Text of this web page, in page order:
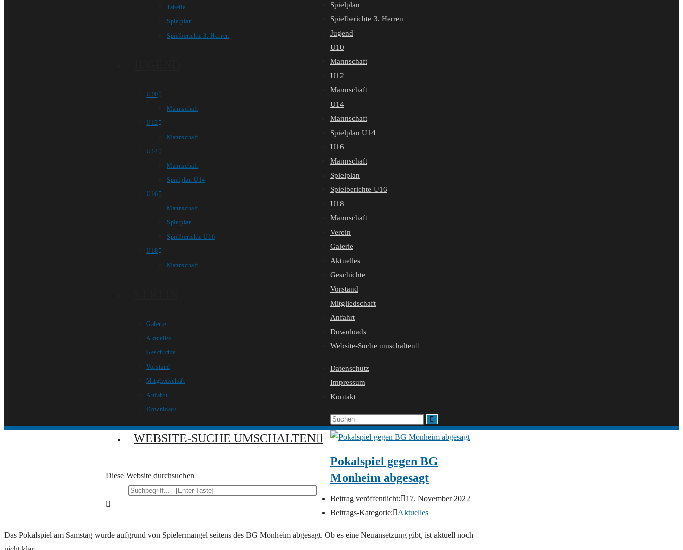
Tabelle
Spielplan
Spielberichte 3. Herren
U10
Mannschaft
U12
Mannschaft
U14
Mannschaft
Spielplan U14
U16
Mannschaft
Spielplan
Spielberichte U16
U18
Mannschaft
Galerie
Aktuelles
Geschichte
Vorstand
Mitgliedschaft
Anfahrt
Downloads
WEBSITE-SUCHE UMSCHALTEN
Diese Website durchsuchen
Spielplan
Spielberichte 3. Herren
Jugend
U10
Mannschaft
U12
Mannschaft
U14
Mannschaft
Spielplan U14
U16
Mannschaft
Spielplan
Spielberichte U16
U18
Mannschaft
Verein
Galerie
Aktuelles
Geschichte
Vorstand
Mitgliedschaft
Anfahrt
Downloads
Website-Suche umschalten
Datenschutz
Impressum
Kontakt
Pokalspiel gegen BG
Monheim abgesagt
Beitrag veröffentlicht:
17. November 2022
Beitrags-Kategorie:
Aktuelles
Das Pokalspiel am Samstag wurde aufgrund von Spielermangel seitens des BG Monheim abgesagt. Ob es eine Neuansetzung gibt, ist aktuell noch